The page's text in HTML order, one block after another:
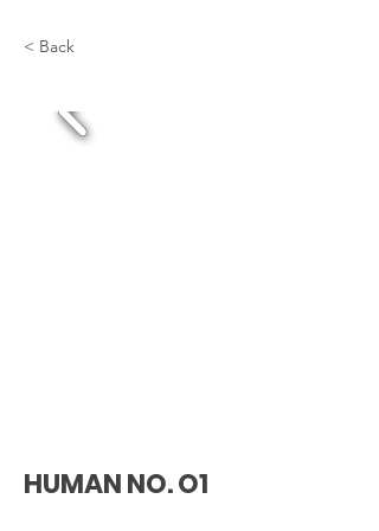
< Back
HUMAN NO. O1